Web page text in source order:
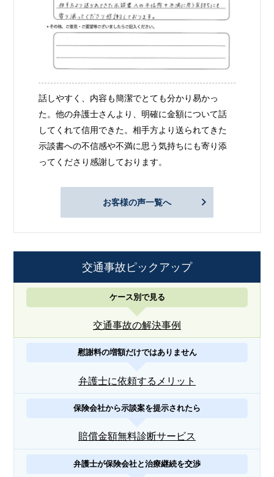
話しやすく、内容も簡潔でとても分かり易かっ
た。他の弁護士さんより、明確に金額について話
してくれて信用できた。相手方より送られてきた
示談書への不信感や不満に思う気持ちにも寄り添
ってくださり感謝しております。
お客様の声一覧へ
交通事故ピックアップ
ケース別で見る
交通事故の解決事例
慰謝料の増額だけではありません
弁護士に依頼するメリット
保険会社から示談案を提示されたら
賠償金額無料診断サービス
弁護士が保険会社と治療継続を交渉